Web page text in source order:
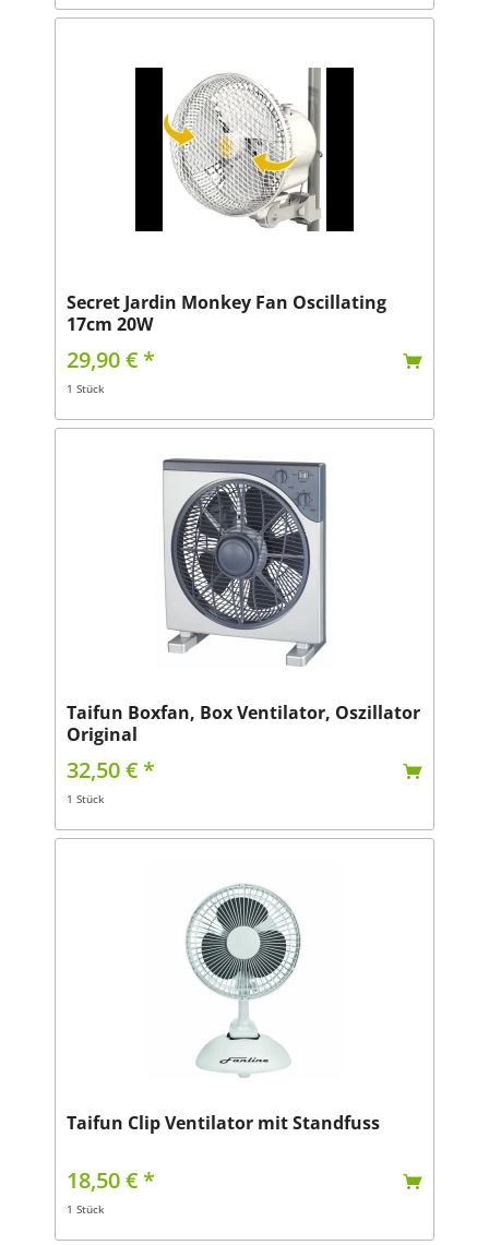
Secret Jardin Monkey Fan Oscillating
17cm 20W
29,90 € *
1 Stück
Taifun Boxfan, Box Ventilator, Oszillator
Original
32,50 € *
1 Stück
Taifun Clip Ventilator mit Standfuss
18,50 € *
1 Stück